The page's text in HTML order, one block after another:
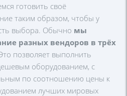
готовить своё
таким образом, чтобы у
выбора. Обычно мы
разных вендоров в трёх
позволяет выполнить
оборудованием, с
по соотношению цены к
лучших мировых